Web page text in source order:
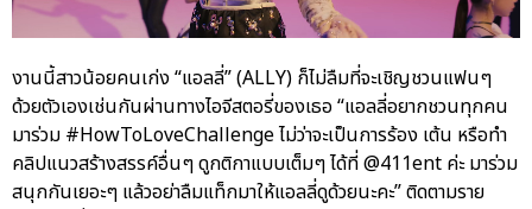
งานนี้สาวน้อยคนเก่ง “แอลลี่” (ALLY) ก็ไม่ลืมที่จะเชิญชวนแฟนๆ
ด้วยตัวเองเช่นกันผ่านทางไอจีสตอรี่ของเธอ “แอลลี่อยากชวนทุกคน
มาร่วม #HowToLoveChallenge ไม่ว่าจะเป็นการร้อง เต้น หรือทำ
คลิปแนวสร้างสรรค์อื่นๆ ดูกติกาแบบเต็มๆ ได้ที่ @411ent ค่ะ มาร่วม
สนุกกันเยอะๆ แล้วอย่าลืมแท็กมาให้แอลลี่ดูด้วยนะคะ” ติดตามราย